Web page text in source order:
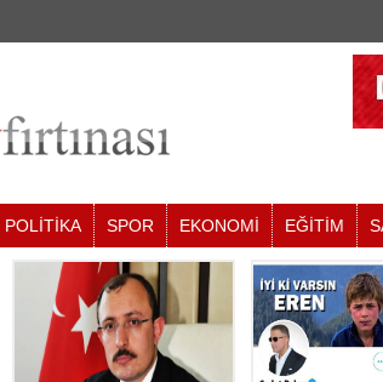
POLİTİKA SPOR EKONOMİ EĞİTİM